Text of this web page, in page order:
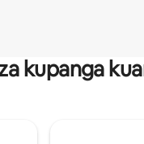
kupanga